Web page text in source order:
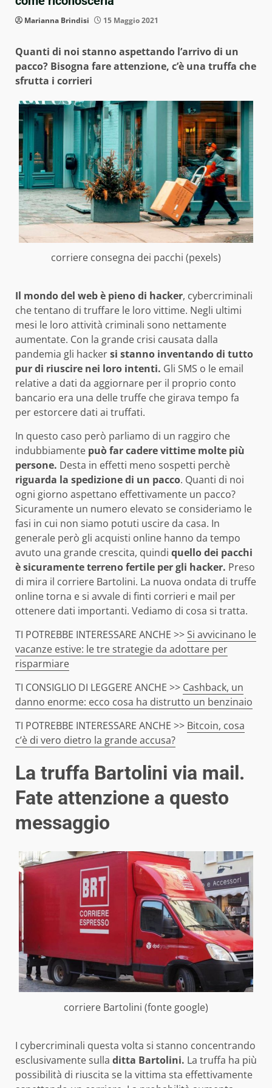
Marianna Brindisi 15 Maggio 2021
Quanti di noi stanno aspettando l’arrivo di un
pacco? Bisogna fare attenzione, c’è una truffa che
sfrutta i corrieri
corriere consegna dei pacchi (pexels)
Il mondo del web è pieno di hacker, cybercriminali
che tentano di truffare le loro vittime. Negli ultimi
mesi le loro attività criminali sono nettamente
aumentate. Con la grande crisi causata dalla
pandemia gli hackersi stanno inventando di tutto
pur di riuscire nei loro intenti. Gli SMS o le email
relative a dati da aggiornare per il proprio conto
bancario era una delle truffe che girava tempo fa
per estorcere dati ai truffati.
In questo caso però parliamo di un raggiro che
indubbiamente può far cadere vittime molte più
persone. Desta in effetti meno sospetti perchè
riguarda la spedizione di un pacco. Quanti di noi
ogni giorno aspettano effettivamente un pacco?
Sicuramente un numero elevato se consideriamo le
fasi in cui non siamo potuti uscire da casa. In
generale però gli acquisti online hanno da tempo
avuto una grande crescita, quindi quello dei pacchi
è sicuramente terreno fertile per gli hacker. Preso
di mira il corriere Bartolini. La nuova ondata di truffe
online torna e si avvale di finti corrieri e mail per
ottenere dati importanti. Vediamo di cosa si tratta.
TI POTREBBE INTERESSARE ANCHE >>Si avvicinano le
vacanze estive: le tre strategie da adottare per
risparmiare
TI CONSIGLIO DI LEGGERE ANCHE >> Cashback, un
danno enorme: ecco cosa ha distrutto un benzinaio
TI POTREBBE INTERESSARE ANCHE >> Bitcoin, cosa
c’è di vero dietro la grande accusa?
La truffa Bartolini via mail.
Fate attenzione a questo
messaggio
corriere Bartolini (fonte google)
I cybercriminali questa volta si stanno concentrando
esclusivamente sulla ditta Bartolini. La truffa ha più
possibilità di riuscita se la vittima sta effettivamente